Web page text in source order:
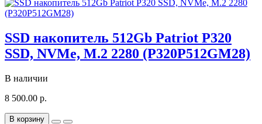
SSD накопитель 512Gb Patriot P320
SSD, NVMe, M.2 2280 (P320P512GM28)
В наличии
8 500.00 р.
В корзину